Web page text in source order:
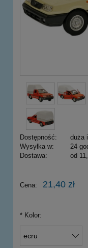
Dostępność:
duża
Wysyłka w:
24
Dostawa:
od
Cena nie zawiera
Cena: 21,40 zł
* Kolor: